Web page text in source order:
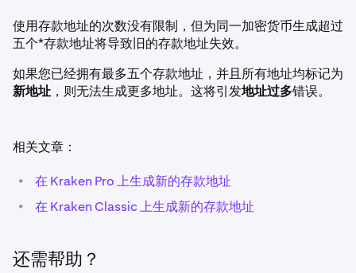
使用存款地址的次数没有限制，但为同一加密货币生成超过
五个*存款地址将导致旧的存款地址失效。
如果您已经拥有最多五个存款地址，并且所有地址均标记为
新地址 ，则无法生成更多地址。这将引发地址过多错误。
相关文章：
• 在 Kraken Pro 上生成新的存款地址
• 在 Kraken Classic 上生成新的存款地址
还需帮助？